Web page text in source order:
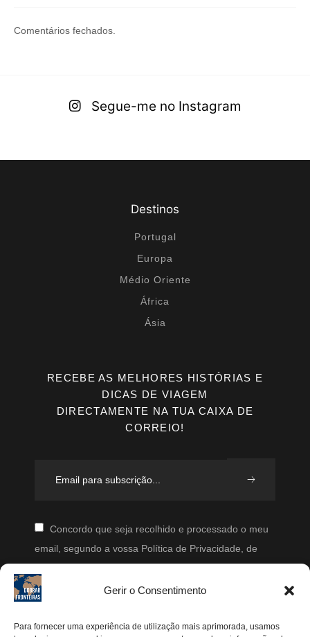
Gerir o Consentimento
Para fornecer uma experiência de utilização mais aprimorada, usamos
Comentários fechados.
Segue-me no Instagram
Destinos
Portugal
Europa
Médio Oriente
África
Ásia
RECEBE AS MELHORES HISTÓRIAS E
DICAS DE VIAGEM
DIRECTAMENTE NA TUA CAIXA DE
CORREIO!
Concordo que seja recolhido e processado o meu
email, segundo a vossa Política de Privacidade, de
periodicamente.
Segue-me